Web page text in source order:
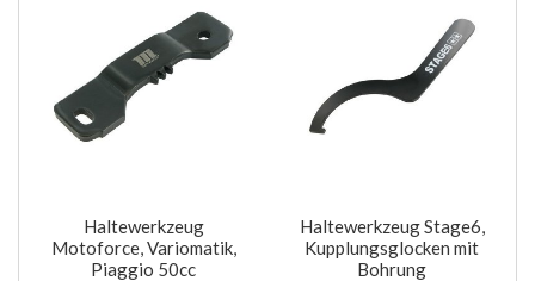
Haltewerkzeug
Motoforce, Variomatik,
Piaggio 50cc
Haltewerkzeug Stage6,
Kupplungsglocken mit
Bohrung